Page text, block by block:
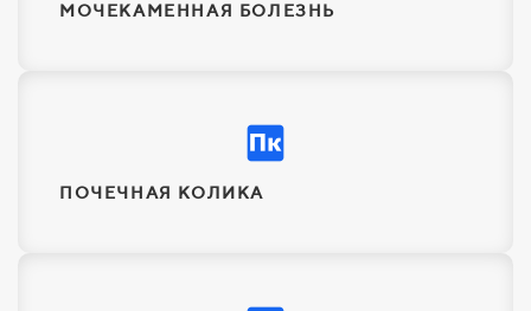
МОЧЕКАМЕННАЯ БОЛЕЗНЬ
ПОЧЕЧНАЯ КОЛИКА